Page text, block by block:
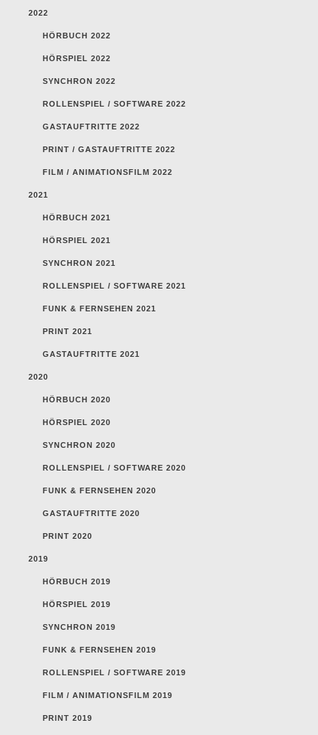
2022
HÖRBUCH 2022
HÖRSPIEL 2022
SYNCHRON 2022
ROLLENSPIEL / SOFTWARE 2022
GASTAUFTRITTE 2022
PRINT / GASTAUFTRITTE 2022
FILM / ANIMATIONSFILM 2022
2021
HÖRBUCH 2021
HÖRSPIEL 2021
SYNCHRON 2021
ROLLENSPIEL / SOFTWARE 2021
FUNK & FERNSEHEN 2021
PRINT 2021
GASTAUFTRITTE 2021
2020
HÖRBUCH 2020
HÖRSPIEL 2020
SYNCHRON 2020
ROLLENSPIEL / SOFTWARE 2020
FUNK & FERNSEHEN 2020
GASTAUFTRITTE 2020
PRINT 2020
2019
HÖRBUCH 2019
HÖRSPIEL 2019
SYNCHRON 2019
FUNK & FERNSEHEN 2019
ROLLENSPIEL / SOFTWARE 2019
FILM / ANIMATIONSFILM 2019
PRINT 2019